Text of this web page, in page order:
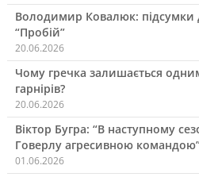
Володимир Ковалюк: підсумки
“Пробій”
20.06.2026
Чому гречка залишається
гарнірів?
20.06.2026
Віктор Бугра: “В наступному
Говерлу агресивною
01.06.2026